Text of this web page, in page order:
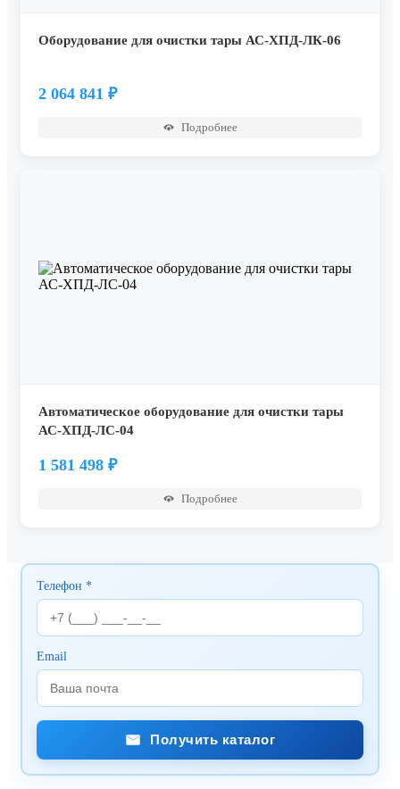
Оборудование для очистки тары АС-ХПД-ЛК-06
2 064 841 ₽
Подробнее
Автоматическое оборудование для очистки тары
АС-ХПД-ЛС-04
1 581 498 ₽
Подробнее
Телефон *
Email
Получить каталог